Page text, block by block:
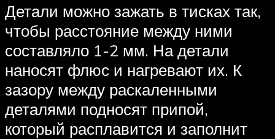
Детали можно зажать в тисках так,
чтобы расстояние между ними
составляло 1-2 мм. На детали
наносят флюс и нагревают их. К
зазору между раскаленными
деталями подносят припой,
который расплавится и заполнит